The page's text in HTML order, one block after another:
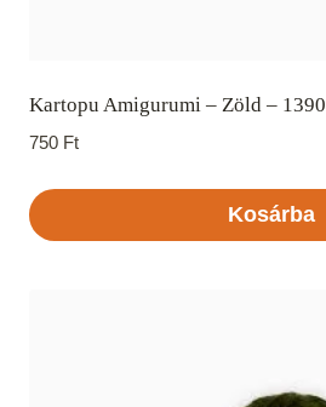
Kartopu Amigurumi – Zöld – 1390
750 Ft
Kosárba